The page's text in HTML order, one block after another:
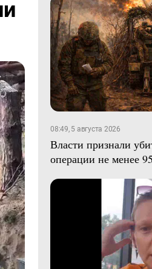
08:49, 5 августа 2026
Власти признали
операции не менее